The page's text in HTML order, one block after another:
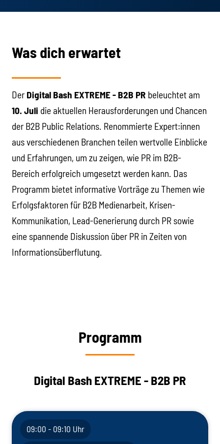
Was dich erwartet
Der Digital Bash EXTREME - B2B PR beleuchtet am
10. Juli die aktuellen Herausforderungen und Chancen
der B2B Public Relations. Renommierte Expert:innen
aus verschiedenen Branchen teilen wertvolle Einblicke
und Erfahrungen, um zu zeigen, wie PR im B2B-
Bereich erfolgreich umgesetzt werden kann. Das
Programm bietet informative Vorträge zu Themen wie
Erfolgsfaktoren für B2B Medienarbeit, Krisen-
Kommunikation, Lead-Generierung durch PR sowie
eine spannende Diskussion über PR in Zeiten von
Informationsüberflutung.
Programm
Digital Bash EXTREME - B2B PR
09:00 - 09:10 Uhr